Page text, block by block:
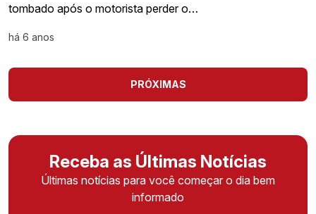
tombado após o motorista perder o…
há 6 anos
PRÓXIMAS
Receba as Últimas Notícias
Últimas notícias para você começar o dia bem
informado